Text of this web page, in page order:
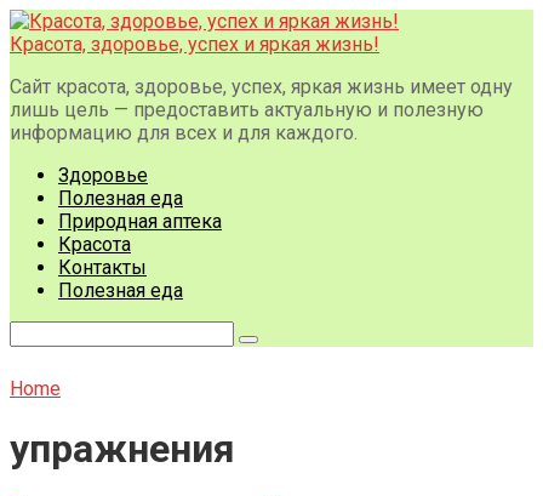
Перейти
к
Красота, здоровье, успех и яркая жизнь!
Сайт красота, здоровье, успех, яркая жизнь имеет одну
лишь цель — предоставить актуальную и полезную
информацию для всех и для каждого.
Здоровье
Полезная еда
Природная аптека
Красота
Контакты
Полезная еда
Home
упражнения